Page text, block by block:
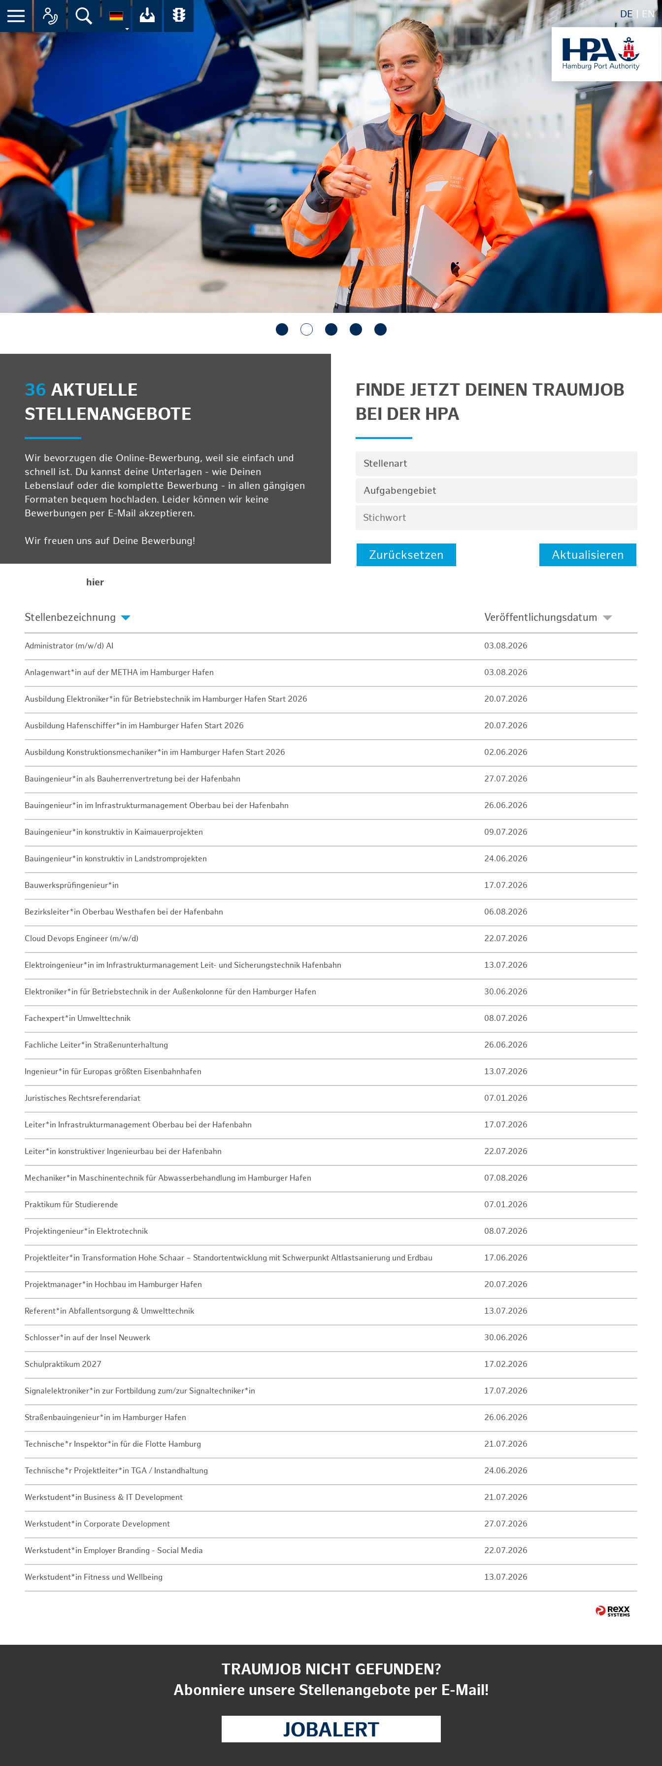
DE EN
Suche Ihr Download-Center der HPA
Übersicht aller Verkehrsmeldungen im Hafen am
36 AKTUELLE
STELLENANGEBOTE
Wir bevorzugen die Online-Bewerbung, weil sie einfach und
schnell ist. Du kannst deine Unterlagen - wie Deinen
Lebenslauf oder die komplette Bewerbung - in allen gängigen
Formaten bequem hochladen. Leider können wir keine
Bewerbungen per E-Mail akzeptieren.
Wir freuen uns auf Deine Bewerbung!
hier
FINDE JETZT DEINEN TRAUMJOB
BEI DER HPA
Stellenart
Aufgabengebiet
Zurücksetzen Aktualisieren
Stellenbezeichnung Veröffentlichungsdatum
Administrator (m/w/d) AI 03.08.2026
Anlagenwart*in auf der METHA im Hamburger Hafen 03.08.2026
Ausbildung Elektroniker*in für Betriebstechnik im Hamburger Hafen Start 2026 20.07.2026
Ausbildung Hafenschiffer*in im Hamburger Hafen Start 2026 20.07.2026
Ausbildung Konstruktionsmechaniker*in im Hamburger Hafen Start 2026 02.06.2026
Bauingenieur*in als Bauherrenvertretung bei der Hafenbahn 27.07.2026
Bauingenieur*in im Infrastrukturmanagement Oberbau bei der Hafenbahn 26.06.2026
Bauingenieur*in konstruktiv in Kaimauerprojekten 09.07.2026
Bauingenieur*in konstruktiv in Landstromprojekten 24.06.2026
Bauwerksprüfingenieur*in 17.07.2026
Bezirksleiter*in Oberbau Westhafen bei der Hafenbahn 06.08.2026
Cloud Devops Engineer (m/w/d) 22.07.2026
Elektroingenieur*in im Infrastrukturmanagement Leit- und Sicherungstechnik Hafenbahn 13.07.2026
Elektroniker*in für Betriebstechnik in der Außenkolonne für den Hamburger Hafen 30.06.2026
Fachexpert*in Umwelttechnik 08.07.2026
Fachliche Leiter*in Straßenunterhaltung 26.06.2026
Ingenieur*in für Europas größten Eisenbahnhafen 13.07.2026
Juristisches Rechtsreferendariat 07.01.2026
Leiter*in Infrastrukturmanagement Oberbau bei der Hafenbahn 17.07.2026
Leiter*in konstruktiver Ingenieurbau bei der Hafenbahn 22.07.2026
Mechaniker*in Maschinentechnik für Abwasserbehandlung im Hamburger Hafen 07.08.2026
Praktikum für Studierende 07.01.2026
Projektingenieur*in Elektrotechnik 08.07.2026
Projektleiter*in Transformation Hohe Schaar – Standortentwicklung mit Schwerpunkt Altlastsanierung und Erdbau 17.06.2026
Projektmanager*in Hochbau im Hamburger Hafen 20.07.2026
Referent*in Abfallentsorgung & Umwelttechnik 13.07.2026
Schlosser*in auf der Insel Neuwerk 30.06.2026
Schulpraktikum 2027 17.02.2026
Signalelektroniker*in zur Fortbildung zum/zur Signaltechniker*in 17.07.2026
Straßenbauingenieur*in im Hamburger Hafen 26.06.2026
Technische*r Inspektor*in für die Flotte Hamburg 21.07.2026
Technische*r Projektleiter*in TGA / Instandhaltung 24.06.2026
Werkstudent*in Business & IT Development 21.07.2026
Werkstudent*in Corporate Development 27.07.2026
Werkstudent*in Employer Branding - Social Media 22.07.2026
Werkstudent*in Fitness und Wellbeing 13.07.2026
TRAUMJOB NICHT GEFUNDEN?
Abonniere unsere Stellenangebote per E-Mail!